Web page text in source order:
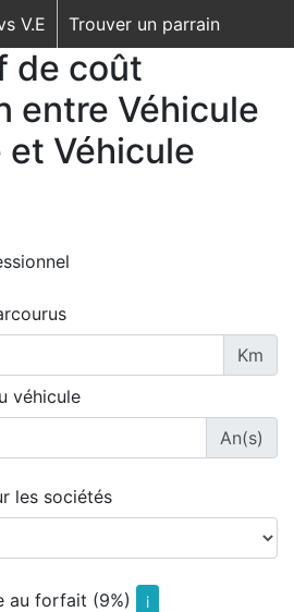
V.E Trouver un parrain
de coût
entre Véhicule
Véhicule
Km
véhicule
An(s)
les sociétés
au forfait (9%)
i